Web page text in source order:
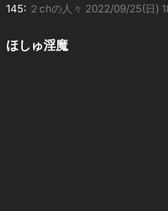
145: ２chの人々 2022/09/25(日)
ほしゅ淫魔